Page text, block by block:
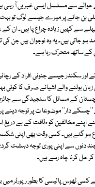
سے مسلسل ایسی خبریں آ رہی ہیں
بن جانے پر میرے جیسے لوگ تو
سے کہیں زیادہ چراغ پا ہیں۔
ہو جاتی ہیں۔ یہ وہ نوجوان ہیں جن کی
ساتھ متحرک رہا ہے۔
سکندر جیسے جنونی افراد کے
دار'' موضوعات پر توجہ دینے پر
اپنے مخالفین کو طاقت کے بے دریغ
گئے ہیں۔ کسی وقت بھی اپنی شکست
دنوں سے اپنی پوری توجہ دہشت
کرنا چاہ رہے ہیں۔
ٹھوس پالیسی کا بطور رپورٹر میں